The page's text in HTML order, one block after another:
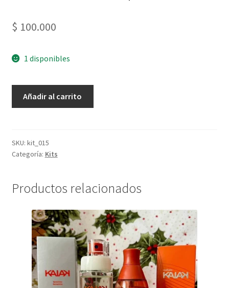
$ 100.000
1 disponibles
de
Toilette
Shampoo
cantidad
Añadir al carrito
SKU: kit_015
Categoría: Kits
Productos relacionados